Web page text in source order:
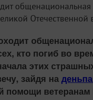
Отечественной
кто погиб во
этих
зайдя на
помощи